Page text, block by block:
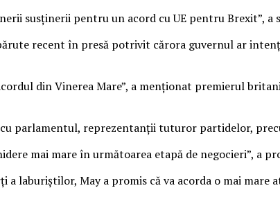
susținerii pentru un acord cu UE pentru Brexit”, a
recent în presă potrivit cărora guvernul ar
din Vinerea Mare”, a menționat premierul
cu parlamentul, reprezentanții tuturor partidelor,
mai mare în următoarea etapă de negocieri”, a
a laburiștilor, May a promis că va acorda o mai